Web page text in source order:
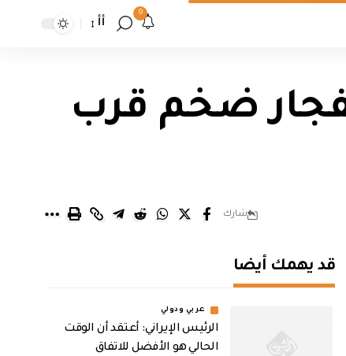
9
أأ
30 اخرين بانفجار ضخم قرب
شارك
قد يهمك أيضا
عربي ودولي
الرئيس الإيراني: أعتقد أن الوقت
الحالي هو الأفضل للاتفاق